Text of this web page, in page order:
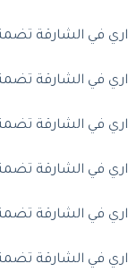
في الشارقة
في الشارقة
في الشارقة
في الشارقة
في الشارقة
في الشارقة